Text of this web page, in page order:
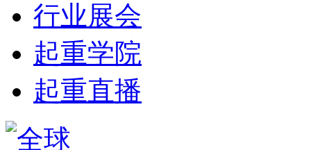
行业展会
起重学院
起重直播